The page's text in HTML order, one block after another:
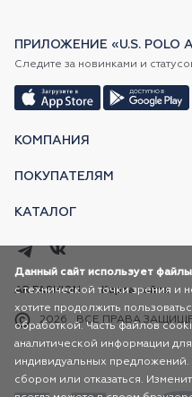
КОМПАНИЯ
ПОКУПАТЕЛЯМ
КАТАЛОГ
ПРИЛОЖЕНИЕ «U.S. POLO
Следите за новинками и
2026 ВСЕ ПРАВА
AR FASHION Карта сайта
Данный сайт использует
с технической точки зрения и
хотите продолжить
обработкой. Часть файлов
аналитической информации
индивидуальных предложений.
сбором или отказаться.